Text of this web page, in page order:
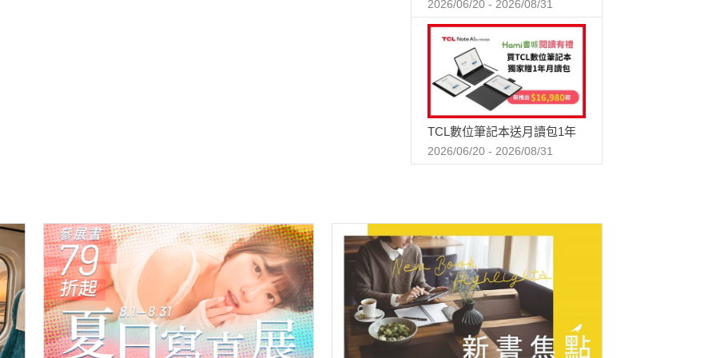
2026/06/20 - 2026/08/31
TCL數位筆記本送月讀包1年
2026/06/20 - 2026/08/31